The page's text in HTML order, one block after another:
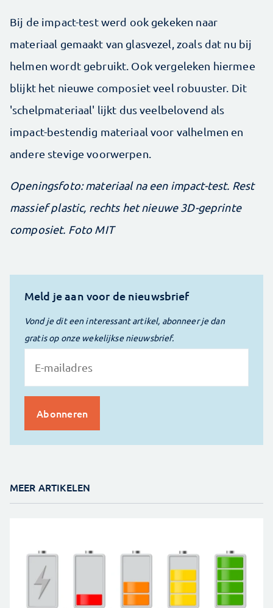
Bij de impact-test werd ook gekeken naar
materiaal gemaakt van glasvezel, zoals dat nu bij
helmen wordt gebruikt. Ook vergeleken hiermee
blijkt het nieuwe composiet veel robuuster. Dit
'schelpmateriaal' lijkt dus veelbelovend als
impact-bestendig materiaal voor valhelmen en
andere stevige voorwerpen.
Openingsfoto: materiaal na een impact-test. Rest
massief plastic, rechts het nieuwe 3D-geprinte
composiet. Foto MIT
Meld je aan voor de nieuwsbrief
Vond je dit een interessant artikel, abonneer je dan
gratis op onze wekelijkse nieuwsbrief.
MEER ARTIKELEN